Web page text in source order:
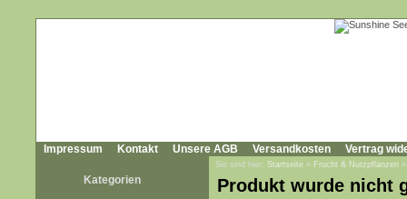
Impressum Kontakt Unsere AGB Versandkosten Vertrag
Kategorien
Sie sind hier: Startseite » Frucht & Nutzpflanzen
Produkt wurde nicht